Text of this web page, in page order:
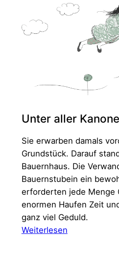
Unter aller Kanone
Sie erwarben damals
Grundstück. Darauf
Bauernhaus. Die
Bauernstubein ein
erforderten jede Menge
enormen Haufen Zeit
ganz viel Geduld.
Weiterlesen: